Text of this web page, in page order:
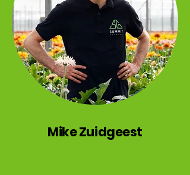
Mike Zuidgeest